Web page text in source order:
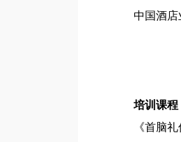
中国酒
培训课程
《首脑